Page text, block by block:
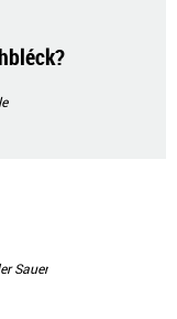
Sauer